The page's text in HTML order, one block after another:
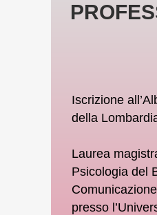
Iscrizione
della
Laurea
Psicologia del
presso